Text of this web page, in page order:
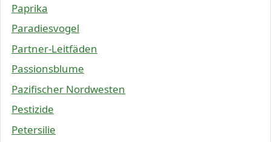
Paprika
Paradiesvogel
Partner-Leitfäden
Passionsblume
Pazifischer Nordwesten
Pestizide
Petersilie